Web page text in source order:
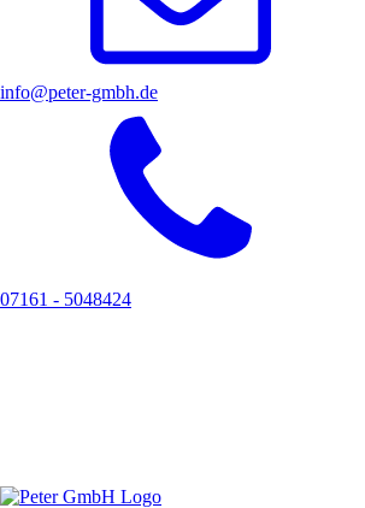
info@peter-gmbh.de
07161 - 5048424